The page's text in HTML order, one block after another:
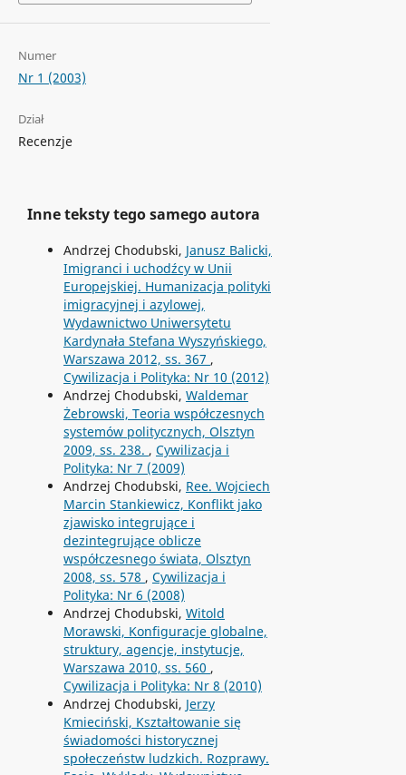
Numer
Nr 1 (2003)
Dział
Recenzje
Inne teksty tego samego autora
Andrzej Chodubski, Janusz Balicki,
Imigranci i uchodźcy w Unii
Europejskiej. Humanizacja polityki
imigracyjnej i azylowej,
Wydawnictwo Uniwersytetu
Kardynała Stefana Wyszyńskiego,
Warszawa 2012, ss. 367 ,
Cywilizacja i Polityka: Nr 10 (2012)
Andrzej Chodubski, Waldemar
Żebrowski, Teoria współczesnych
systemów politycznych, Olsztyn
2009, ss. 238. , Cywilizacja i
Polityka: Nr 7 (2009)
Andrzej Chodubski, Ree. Wojciech
Marcin Stankiewicz, Konflikt jako
zjawisko integrujące i
dezintegrujące oblicze
współczesnego świata, Olsztyn
2008, ss. 578 , Cywilizacja i
Polityka: Nr 6 (2008)
Andrzej Chodubski, Witold
Morawski, Konfiguracje globalne,
struktury, agencje, instytucje,
Warszawa 2010, ss. 560 ,
Cywilizacja i Polityka: Nr 8 (2010)
Andrzej Chodubski, Jerzy
Kmieciński, Kształtowanie się
świadomości historycznej
społeczeństw ludzkich. Rozprawy.